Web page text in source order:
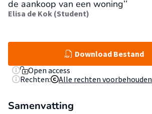
de aankoop van een woning’’
Elisa de Kok (Student)
Download Bestand
Open access
Rechten:
Alle rechten voorbehouden
Samenvatting